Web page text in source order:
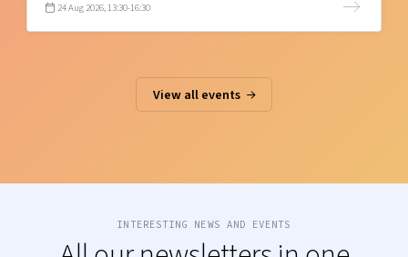
24 Aug 2026, 13:30-16:30
View all events
INTERESTING NEWS AND EVENTS